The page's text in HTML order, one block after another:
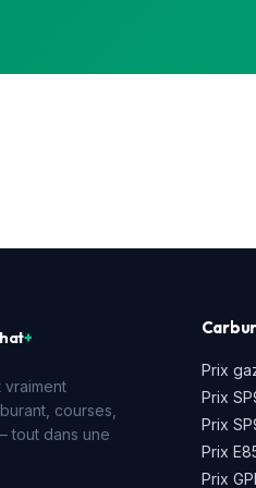
+
vraiment
courses,
tout dans une
Prix
Prix
Prix
Prix
Prix